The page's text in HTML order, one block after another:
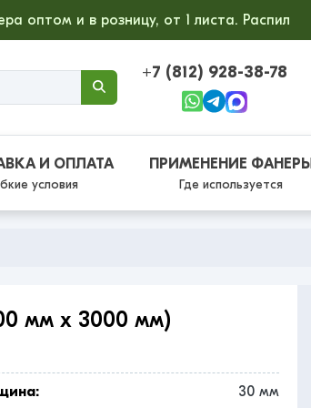
оптом и в розницу, от 1 листа. Распил
+7 (812) 928-38-78
И ОПЛАТА
условия
ПРИМЕНЕНИЕ ФАНЕРЫ
Где используется
мм x 3000 мм)
30 мм